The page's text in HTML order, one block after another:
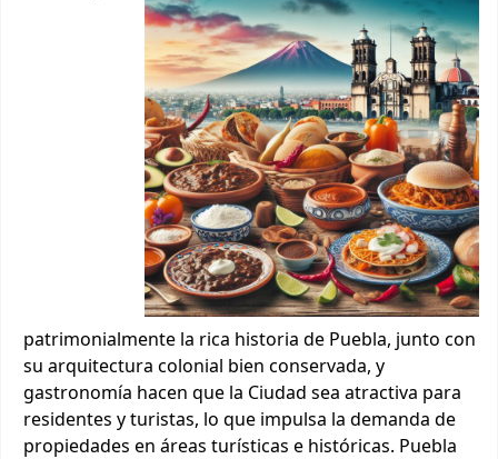
patrimonialmente la rica historia de Puebla, junto con
su arquitectura colonial bien conservada, y
gastronomía hacen que la Ciudad sea atractiva para
residentes y turistas, lo que impulsa la demanda de
propiedades en áreas turísticas e históricas. Puebla